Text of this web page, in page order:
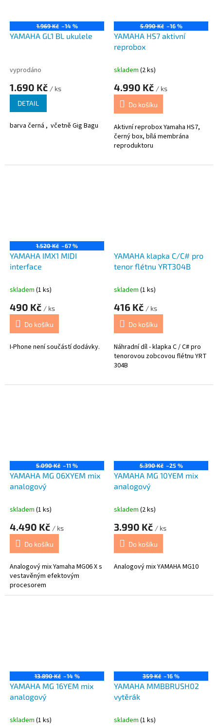
1.969 Kč –14 %
YAMAHA GL1 BL ukulele
vyprodáno
1.690 Kč / ks
DETAIL
barva černá , včetně Gig Bagu
5.990 Kč –16 %
YAMAHA HS7 aktivní
reprobox
skladem (2 ks)
4.990 Kč / ks
Do košíku
Aktivní reprobox Yamaha HS7,
černý box, bílá membrána
reproduktoru
1.520 Kč –67 %
YAMAHA IMX1 MIDI
interface
skladem (1 ks)
490 Kč / ks
Do košíku
I-Phone není součástí dodávky.
YAMAHA klapka C/C# pro
tenor flétnu YRT304B
skladem (1 ks)
416 Kč / ks
Do košíku
Náhradní díl - klapka C / C# pro
tenorovou zobcovou flétnu YRT
304B
5.090 Kč –11 %
YAMAHA MG 06XYEM mix
analogový
skladem (1 ks)
4.490 Kč / ks
Do košíku
Analogový mix Yamaha MG06 X s
vestavěným efektovým
procesorem
5.390 Kč –25 %
YAMAHA MG 10YEM mix
analogový
skladem (2 ks)
3.990 Kč / ks
Do košíku
Analogový mix YAMAHA MG10
13.890 Kč –14 %
YAMAHA MG 16YEM mix
analogový
skladem (1 ks)
359 Kč –16 %
YAMAHA MMBBRUSH02
vytěrák
skladem (1 ks)